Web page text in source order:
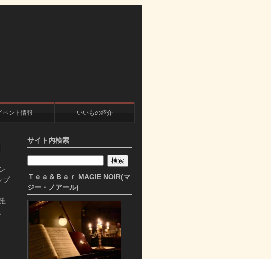
ベント情報 いいもの紹介
プ
サイト内検索
Ｔｅａ＆Ｂａｒ MAGIE NOIR(マ
ジー・ノアール)